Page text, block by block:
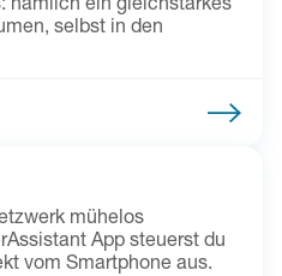
selbst in den
mühelos
App steuerst du
vom Smartphone aus.